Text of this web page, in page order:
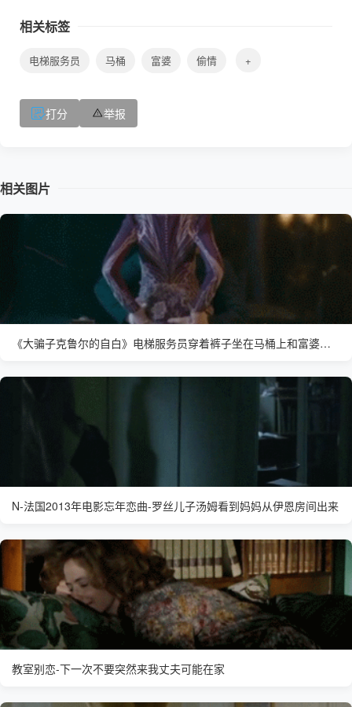
相关标签
电梯服务员 马桶 富婆 偷情 +
打分 举报
相关图片
《大骗子克鲁尔的自白》电梯服务员穿着裤子坐在马桶上和富婆交流
N-法国2013年电影忘年恋曲-罗丝儿子汤姆看到妈妈从伊恩房间出来
教室别恋-下一次不要突然来我丈夫可能在家